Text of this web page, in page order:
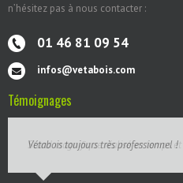
n’hésitez pas à nous contacter :
01 46 81 09 54
infos@vetabois.com
Témoignages
Vétabois toujours très professionnel !